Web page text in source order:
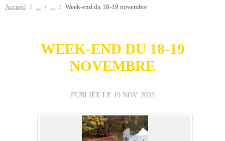
Accueil Week-end du 18-19 novembre
WEEK-END DU 18-19
NOVEMBRE
PUBLIÉE LE 19 NOV. 2023